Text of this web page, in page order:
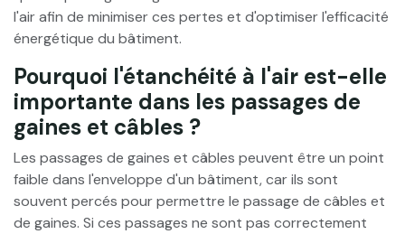
l'air afin de minimiser ces pertes et d'optimiser l'efficacité
énergétique du bâtiment.
Pourquoi l'étanchéité à l'air est-elle
importante dans les passages de
gaines et câbles ?
Les passages de gaines et câbles peuvent être un point
faible dans l'enveloppe d'un bâtiment, car ils sont
souvent percés pour permettre le passage de câbles et
de gaines. Si ces passages ne sont pas correctement